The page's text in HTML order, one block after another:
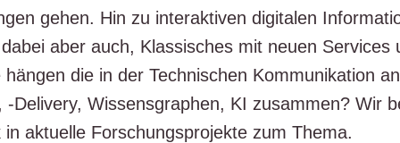
gehen. Hin zu inter­ak­ti­ven digi­ta­len
aber auch, Klas­si­sches mit neu­en
hän­gen die in der Tech­ni­schen Kom­mu­ni­ka­ti­on
-Deli­very, Wis­sens­gra­phen, KI zusam­men? Wir
in aktu­el­le For­schungs­pro­jek­te zum Thema.